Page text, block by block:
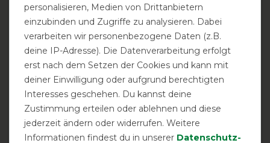
Waldhausen Safe-Gum
Eimer - silbergrau - 18
Stück
personalisieren, Medien von Drittanbietern
einzubinden und Zugriffe zu analysieren. Dabei
verarbeiten wir personenbezogene Daten (z.B.
deine IP-Adresse). Die Datenverarbeitung erfolgt
erst nach dem Setzen der Cookies und kann mit
deiner Einwilligung oder aufgrund berechtigten
Interesses geschehen. Du kannst deine
Zustimmung erteilen oder ablehnen und diese
jederzeit ändern oder widerrufen. Weitere
Informationen findest du in unserer Daten­schutz­